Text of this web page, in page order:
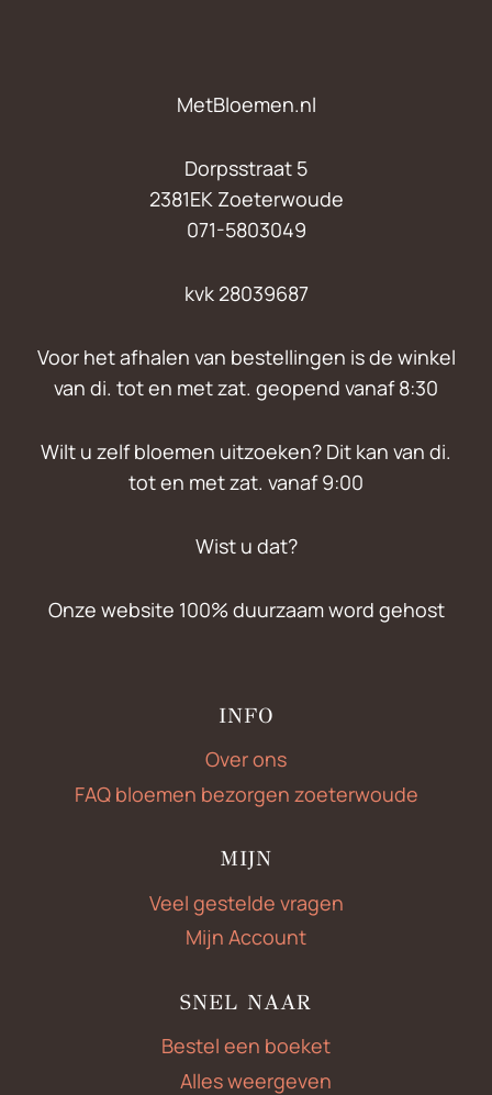
MetBloemen.nl
Dorpsstraat 5
2381EK Zoeterwoude
071-5803049
kvk 28039687
Voor het afhalen van bestellingen is de winkel
van di. tot en met zat. geopend vanaf 8:30
Wilt u zelf bloemen uitzoeken? Dit kan van di.
tot en met zat. vanaf 9:00
Wist u dat?
Onze website 100% duurzaam word gehost
INFO
Over ons
FAQ bloemen bezorgen zoeterwoude
MIJN
Veel gestelde vragen
Mijn Account
SNEL NAAR
Bestel een boeket
Alles weergeven